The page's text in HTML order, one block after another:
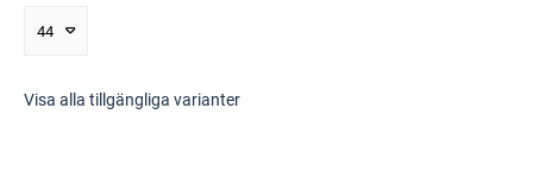
44
Visa alla tillgängliga varianter